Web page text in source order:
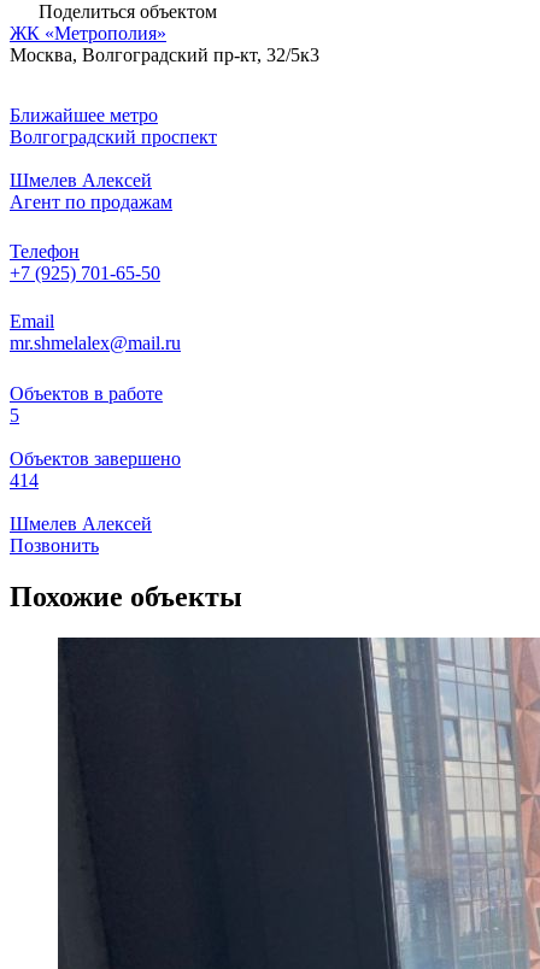
Поделиться объектом
ЖК «Метрополия»
Москва, Волгоградский пр-кт, 32/5к3
Ближайшее метро
Волгоградский проспект
Шмелев Алексей
Агент по продажам
Телефон
+7 (925) 701-65-50
Email
mr.shmelalex@mail.ru
Объектов в работе
5
Объектов завершено
414
Шмелев Алексей
Позвонить
Похожие объекты